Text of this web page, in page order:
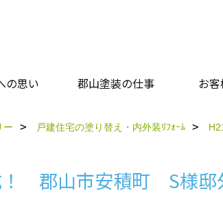
の思い 郡山塗装の仕事 お
ー 戸建住宅の塗り替え・内外装ﾘﾌｫｰﾑ
郡山市安積町 S様邸